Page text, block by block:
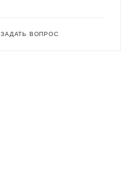
ЗАДАТЬ ВОПРОС